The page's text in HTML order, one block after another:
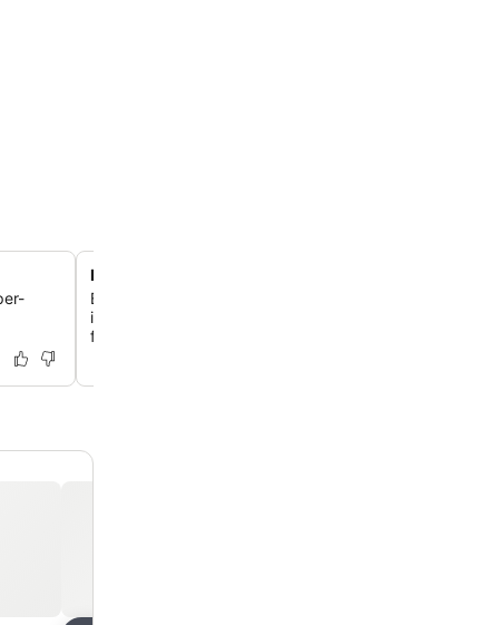
Komfort på renoverede executive-værelser
Bo på de opdaterede executive-værelser, der har
indretning, komfortable senge og forbedrede
forfriskende oplevelse.